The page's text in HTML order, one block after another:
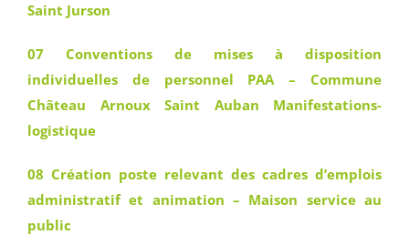
Saint Jurson
07 Conventions de mises à disposition
individuelles de personnel PAA – Commune
Château Arnoux Saint Auban Manifestations-
logistique
08 Création poste relevant des cadres d’emplois
administratif et animation – Maison service au
public